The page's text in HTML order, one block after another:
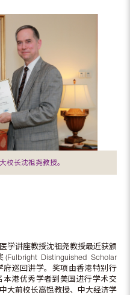
校长沈祖尧教授。
学讲座教授沈祖尧教授最近获颁
Distinguished Scholar
巡回讲学。奖项由香港特别行
港优秀学者到美国进行学术交
大前校长高锟教授、中大经济学